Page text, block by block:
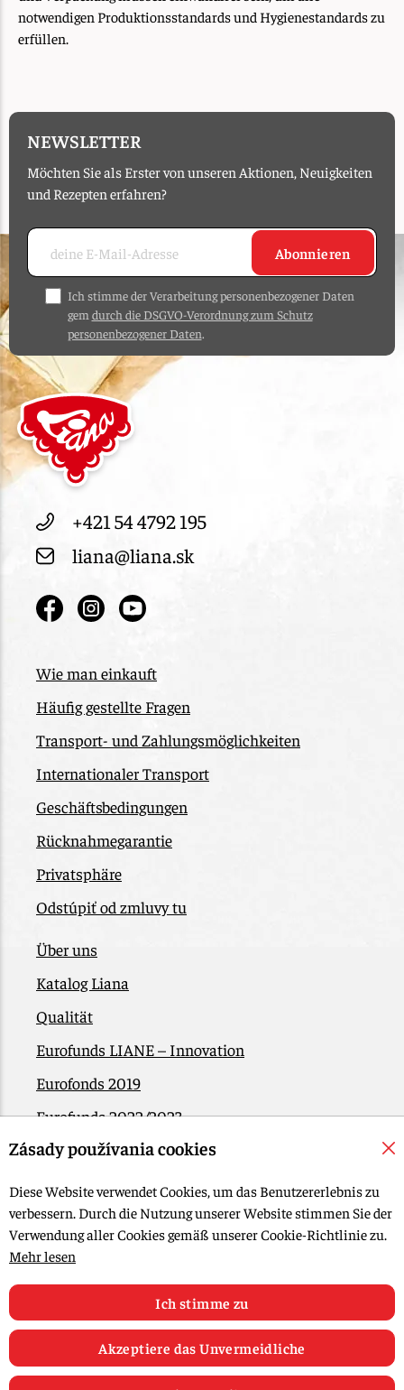
notwendigen Produktionsstandards und Hygienestandards zu
erfüllen.
NEWSLETTER
Möchten Sie als Erster von unseren Aktionen, Neuigkeiten
und Rezepten erfahren?
Abonnieren
Ich stimme der Verarbeitung personenbezogener Daten
gem durch die DSGVO-Verordnung zum Schutz
personenbezogener Daten.
+421 54 4792 195
liana@liana.sk
Wie man einkauft
Häufig gestellte Fragen
Transport- und Zahlungsmöglichkeiten
Internationaler Transport
Geschäftsbedingungen
Rücknahmegarantie
Privatsphäre
Odstúpiť od zmluvy tu
Über uns
Katalog Liana
Qualität
Eurofunds LIANE – Innovation
Eurofonds 2019
Eurofunds 2022/2023
EÚ Plán obnovy
Kontakt
© 2015-2026, LIANA GOLIAŠ s.r.o. Alle Rechte vorbehalten.
Cookie-Einstellungen bearbeiten
Zásady používania cookies
Diese Website verwendet Cookies, um das Benutzererlebnis zu
verbessern. Durch die Nutzung unserer Website stimmen Sie der
Verwendung aller Cookies gemäß unserer Cookie-Richtlinie zu.
Mehr lesen
Ich stimme zu
Akzeptiere das Unvermeidliche